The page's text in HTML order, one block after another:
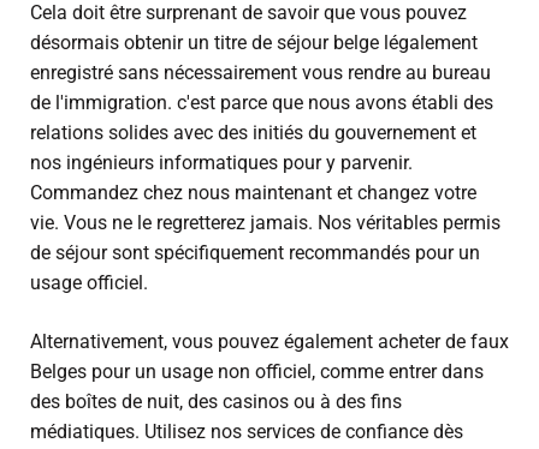
Cela doit être surprenant de savoir que vous pouvez
désormais obtenir un titre de séjour belge légalement
enregistré sans nécessairement vous rendre au bureau
de l'immigration. c'est parce que nous avons établi des
relations solides avec des initiés du gouvernement et
nos ingénieurs informatiques pour y parvenir.
Commandez chez nous maintenant et changez votre
vie. Vous ne le regretterez jamais. Nos véritables permis
de séjour sont spécifiquement recommandés pour un
usage officiel.
Alternativement, vous pouvez également acheter de faux
Belges pour un usage non officiel, comme entrer dans
des boîtes de nuit, des casinos ou à des fins
médiatiques. Utilisez nos services de confiance dès